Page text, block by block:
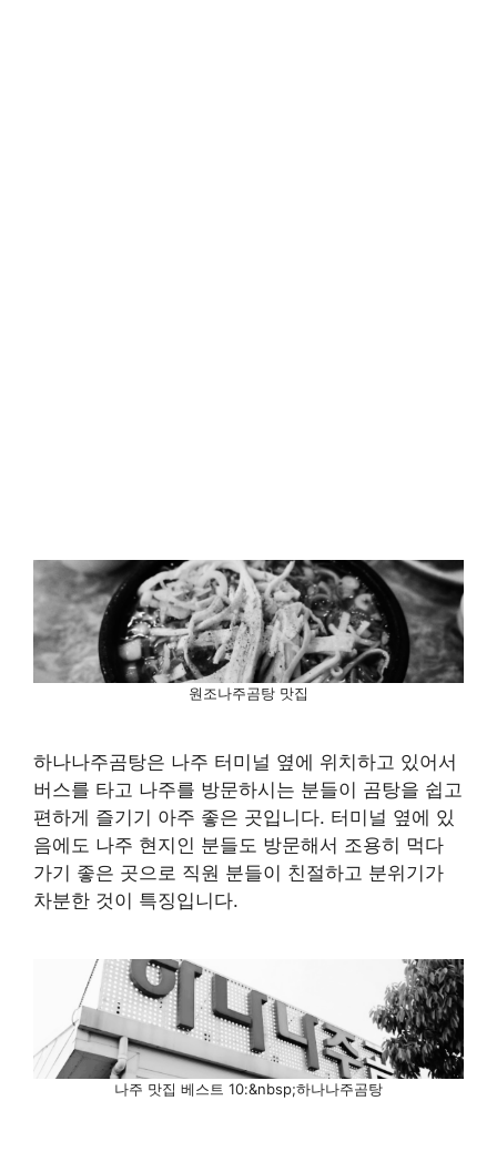
원조나주곰탕 맛집
하나나주곰탕은 나주 터미널 옆에 위치하고 있어서
버스를 타고 나주를 방문하시는 분들이 곰탕을 쉽고
편하게 즐기기 아주 좋은 곳입니다. 터미널 옆에 있
음에도 나주 현지인 분들도 방문해서 조용히 먹다
가기 좋은 곳으로 직원 분들이 친절하고 분위기가
차분한 것이 특징입니다.
나주 맛집 베스트 10:&nbsp;하나나주곰탕